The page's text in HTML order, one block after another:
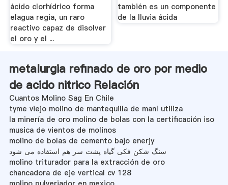
ácido clorhídrico forma
elagua regia, un raro
reactivo capaz de disolver
el oro y el ...
también es un componente
de la lluvia ácida
metalurgia refinado de oro por medio
de acido nitrico Relación
Cuantos Molino Sag En Chile
tyme viejo molino de mantequilla de maní utiliza
la minería de oro molino de bolas con la certificación iso
musica de vientos de molinos
molino de bolas de cemento bajo enerjy
سنگ شکن فکی گیاه پشت سر هم استفاده می شود
molino triturador para la extracción de oro
chancadora de eje vertical cv 128